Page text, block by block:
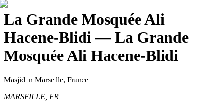
La Grande Mosquée Ali
Hacene-Blidi— La Grande
Mosquée Ali Hacene-Blidi
Masjid in Marseille, France
MARSEILLE, FR